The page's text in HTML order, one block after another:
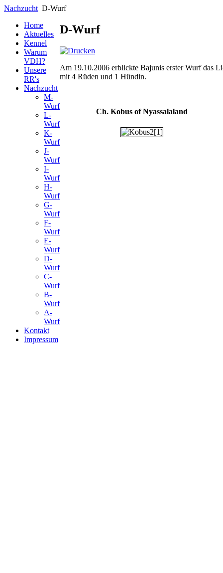
Nachzucht D-Wurf
Home
Aktuelles
Kennel
Warum
VDH?
Unsere
RR's
Nachzucht
M-
Wurf
L-
Wurf
K-
Wurf
J-
Wurf
I-
Wurf
H-
Wurf
G-
Wurf
F-
Wurf
E-
Wurf
D-
Wurf
C-
Wurf
B-
Wurf
A-
Wurf
Kontakt
Impressum
D-Wurf
Am 19.10.2006 erblickte Bajunis erster Wurf das
mit 4 Rüden und 1 Hündin.
Ch. Kobus of Nyassalaland